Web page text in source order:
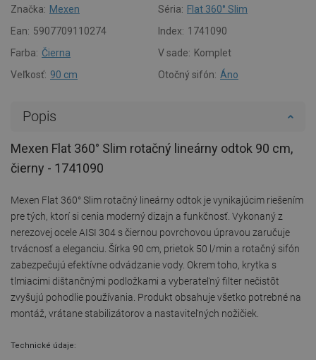
Značka: Mexen Séria: Flat 360° Slim
Ean: 5907709110274 Index: 1741090
Farba: Čierna V sade: Komplet
Veľkosť: 90 cm Otočný sifón: Áno
Popis
Mexen Flat 360° Slim rotačný lineárny odtok 90 cm,
čierny - 1741090
Mexen Flat 360° Slim rotačný lineárny odtok je vynikajúcim riešením
pre tých, ktorí si cenia moderný dizajn a funkčnosť. Vykonaný z
nerezovej ocele AISI 304 s čiernou povrchovou úpravou zaručuje
trvácnosť a eleganciu. Šírka 90 cm, prietok 50 l/min a rotačný sifón
zabezpečujú efektívne odvádzanie vody. Okrem toho, krytka s
tlmiacimi dištančnými podložkami a vyberateľný filter nečistôt
zvyšujú pohodlie používania. Produkt obsahuje všetko potrebné na
montáž, vrátane stabilizátorov a nastaviteľných nožičiek.
Technické údaje: